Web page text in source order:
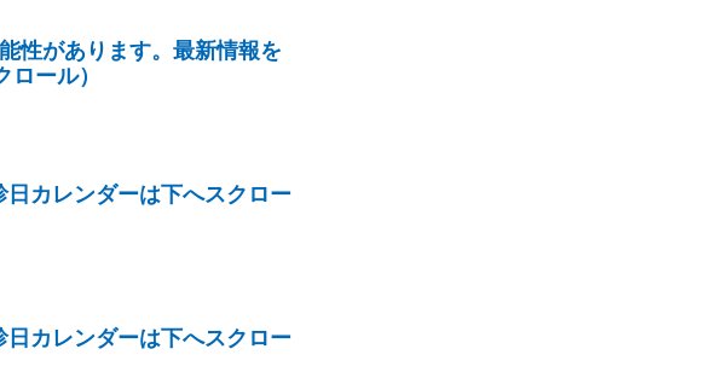
性があります。最新情報を
ール）
カレンダーは下へスクロー
カレンダーは下へスクロー